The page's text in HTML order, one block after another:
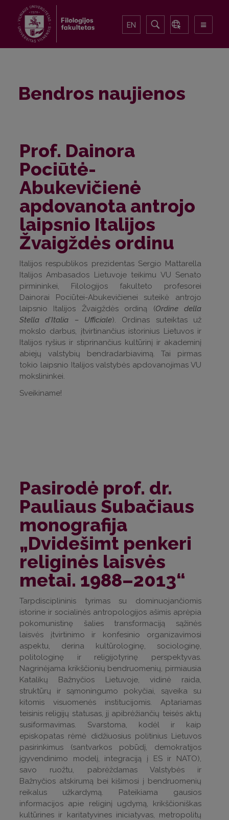
EN
Bendros naujienos
Prof. Dainora
Pociūtė-
Abukevičienė
apdovanota antrojo
laipsnio Italijos
Žvaigždės ordinu
Italijos respublikos prezidentas Sergio Mattarella
Italijos Ambasados Lietuvoje teikimu VU Senato
pirmininkei, Filologijos fakulteto profesorei
Dainorai Pociūtei-Abukevičienei suteikė antrojo
laipsnio Italijos Žvaigždės ordiną (Ordine della
Stella d'Italia – Ufficiale). Ordinas suteiktas už
mokslo darbus, įtvirtinančius istorinius Lietuvos ir
Italijos ryšius ir stiprinančius kultūrinį ir akademinį
abiejų valstybių bendradarbiavimą. Tai pirmas
tokio laipsnio Italijos valstybės apdovanojimas VU
mokslininkei.
Sveikiname!
Pasirodė prof. dr.
Pauliaus Subačiaus
monografija
„Dvidešimt penkeri
religinės laisvės
metai. 1988–2013“
Tarpdisciplininis tyrimas su dominuojančiomis
istorine ir socialinės antropologijos ašimis aprėpia
pokomunistinę šalies transformaciją sąžinės
laisvės įtvirtinimo ir konfesinio organizavimosi
aspektu, derina kultūrologinę, sociologinę,
politologinę ir religijotyrinę perspektyvas.
Nagrinėjama krikščionių bendruomenių, pirmiausia
Katalikų Bažnyčios Lietuvoje, vidinė raida,
struktūrų ir sąmoningumo pokyčiai, sąveika su
kitomis visuomenės institucijomis. Aptariamas
teisinis religijų statusas, jį apibrėžiančių teisės aktų
susiformavimas. Svarstoma, kodėl ir kaip
episkopatas rėmė didžiuosius politinius Lietuvos
pasirinkimus (santvarkos pobūdį, demokratijos
įgyvendinimo modelį, integraciją į ES ir NATO),
savo ruožtu, pabrėždamas Valstybės ir
Bažnyčios atskirumą bei kišimosi į bendruomenių
reikalus užkardymą. Pateikiama gausios
informacijos apie religinį ugdymą, krikščioniškas
kultūrines ir karitatyvines iniciatyvas, metropolitų